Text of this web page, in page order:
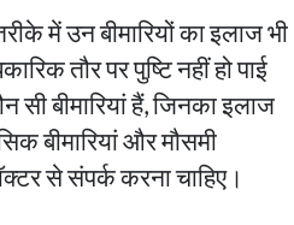
में उन बीमारियों का इलाज भी
तौर पर पुष्टि नहीं हो पाई
सी बीमारियां हैं, जिनका इलाज
बीमारियां और मौसमी
से संपर्क करना चाहिए।